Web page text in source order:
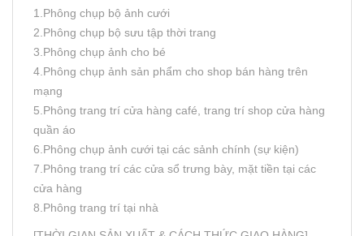
1.Phông chụp bộ ảnh cưới
2.Phông chụp bộ sưu tập thời trang
3.Phông chụp ảnh cho bé
4.Phông chụp ảnh sản phẩm cho shop bán hàng trên
mạng
5.Phông trang trí cửa hàng café, trang trí shop cửa hàng
quần áo
6.Phông chụp ảnh cưới tại các sảnh chính (sự kiện)
7.Phông trang trí các cửa sổ trưng bày, mặt tiền tại các
cửa hàng
8.Phông trang trí tại nhà